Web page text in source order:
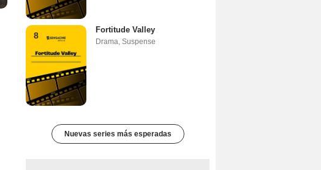
8
Fortitude Valley
Drama Suspense
Nuevas series más esperadas